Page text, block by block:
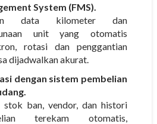
System (FMS).
data kilometer dan
unit yang otomatis
rotasi dan penggantian
dijadwalkan akurat.
dengan sistem pembelian
stok ban, vendor, dan histori
terekam otomatis,